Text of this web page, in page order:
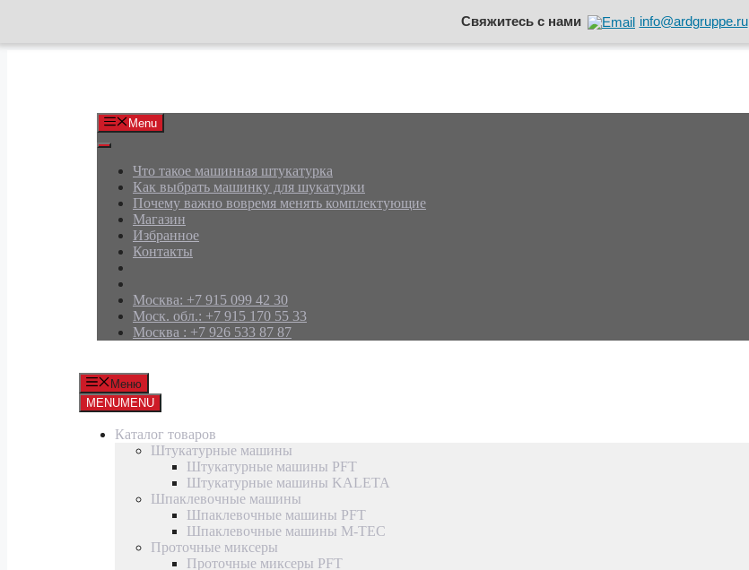
Свяжитесь с нами info@ardgruppe.ru
Menu
Что такое машинная штукатурка
Как выбрать машинку для шукатурки
Почему важно вовремя менять комплектующие
Магазин
Избранное
Контакты
Москва: +7 915 099 42 30
Моск. обл.: +7 915 170 55 33
Москва : +7 926 533 87 87
Меню
MENUMENU
Каталог товаров
Штукатурные машины
Штукатурные машины PFT
Штукатурные машины KALETA
Шпаклевочные машины
Шпаклевочные машины PFT
Шпаклевочные машины M-TEC
Проточные миксеры
Проточные миксеры PFT